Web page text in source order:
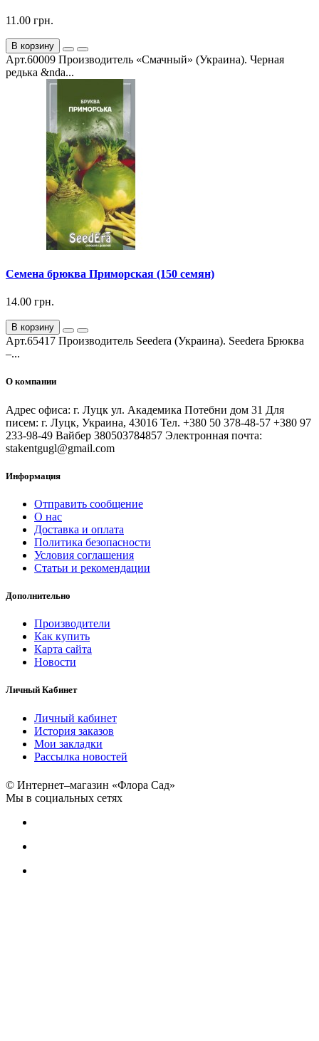
11.00 грн.
В корзину
Арт.60009 Производитель «Смачный» (Украина). Черная
редька &nda...
Семена брюква Приморская (150 семян)
14.00 грн.
В корзину
Арт.65417 Производитель Seedera (Украина). Seedera Брюква
–...
О компании
Адрес офиса: г. Луцк ул. Академика Потебни дом 31 Для
писем: г. Луцк, Украина, 43016 Тел. +380 50 378-48-57 +380 97
233-98-49 Вайбер 380503784857 Электронная почта:
stakentgugl@gmail.com
Информация
Отправить сообщение
О нас
Доставка и оплата
Политика безопасности
Условия соглашения
Статьи и рекомендации
Дополнительно
Производители
Как купить
Карта сайта
Новости
Личный Кабинет
Личный кабинет
История заказов
Мои закладки
Рассылка новостей
© Интернет–магазин «Флора Сад»
Мы в социальных сетях